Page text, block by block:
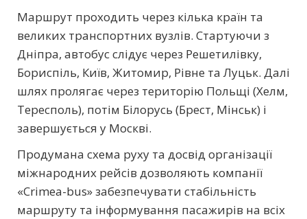
Маршрут проходить через кілька країн та
великих транспортних вузлів. Стартуючи з
Дніпра, автобус слідує через Решетилівку,
Бориспіль, Київ, Житомир, Рівне та Луцьк. Далі
шлях пролягає через територію Польщі (Хелм,
Тересполь), потім Білорусь (Брест, Мінськ) і
завершується у Москві.
Продумана схема руху та досвід організації
міжнародних рейсів дозволяють компанії
«Crimea-bus» забезпечувати стабільність
маршруту та інформування пасажирів на всіх